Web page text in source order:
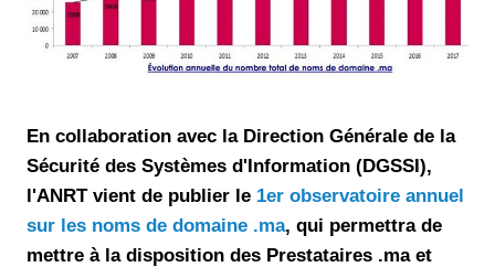
En collaboration avec la Direction Générale de la
Sécurité des Systèmes d'Information (DGSSI),
l'ANRT vient de publier le 1er observatoire annuel
sur les noms de domaine .ma, qui permettra de
mettre à la disposition des Prestataires .ma et